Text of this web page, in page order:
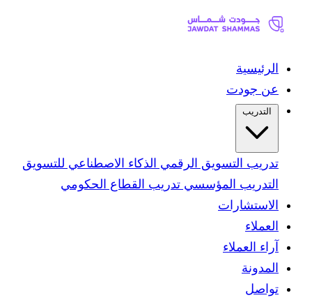
الرئيسية
عن جودت
التدريب
تدريب التسويق الرقمي الذكاء الاصطناعي للتسويق
التدريب المؤسسي تدريب القطاع الحكومي
الاستشارات
العملاء
آراء العملاء
المدونة
تواصل